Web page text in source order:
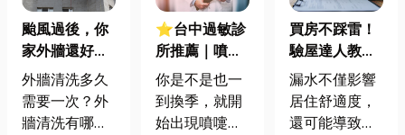
颱風過後，你
家外牆還好
嗎？一次搞懂
外牆清洗、拉
皮、防水、整
外牆清洗多久
需要一次？外
牆清洗有哪些
⭐台中過敏診
所推薦｜噴嚏
一直打不停？
換季過敏如何
緩解？
你是不是也一
到換季，就開
始出現噴嚏打
買房不踩雷！
驗屋達人教你
如何檢查漏
水，守護你的
新家
漏水不僅影響
居住舒適度，
還可能導致壁